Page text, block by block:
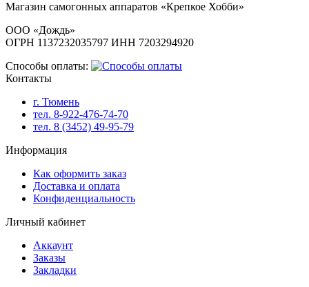
Магазин самогонных аппаратов «Крепкое Хобби»
ООО «Дождь»
ОГРН 1137232035797 ИНН 7203294920
Способы оплаты:
Контакты
г. Тюмень
тел. 8-922-476-74-70
тел. 8 (3452) 49-95-79
Информация
Как оформить заказ
Доставка и оплата
Конфиденциальность
Личный кабинет
Аккаунт
Заказы
Закладки